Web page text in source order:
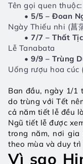
Tên gọi quen
5/5 – Đoan
Ngày Thiếu nhi (菖
7/7 – Thất
Lễ Tanabata
9/9 – Trùng
Uống rượu hoa cúc
Ban đầu, ngày 1/1
do trùng với Tết
cả năm tiết lễ đều
Ngũ tiết lễ được
trong năm, nơi gia
theo mùa và duy
Vì sao